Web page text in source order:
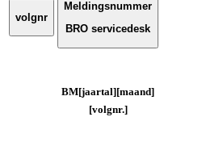
volgnr
Meldingsnummer
BRO servicedesk
BM[jaartal][maand]
[volgnr.]